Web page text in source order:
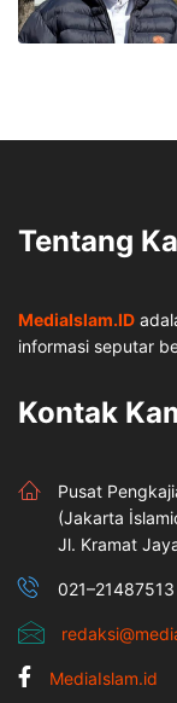
Tentang
MediaIslam.ID
informasi seputar
Kontak
Pusat
(Jakarta
Jl. Kramat
021–21487513
MediaIslam.id